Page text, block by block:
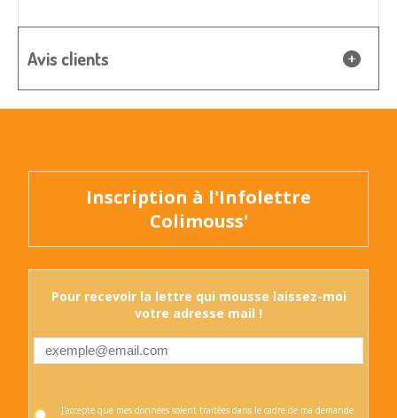
Avis clients
Inscription à l'Infolettre
Colimouss'
Pour recevoir la lettre qui mousse laissez-moi
votre adresse mail !
J'accepte que mes données soient traitées dans le cadre de ma demande